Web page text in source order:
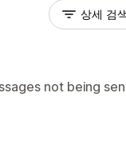
상세 검색
not being